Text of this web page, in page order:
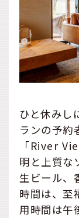
ひと休みし
ランの予約
「River
明と上質な
生ビール、
時間は、至
用時間は午